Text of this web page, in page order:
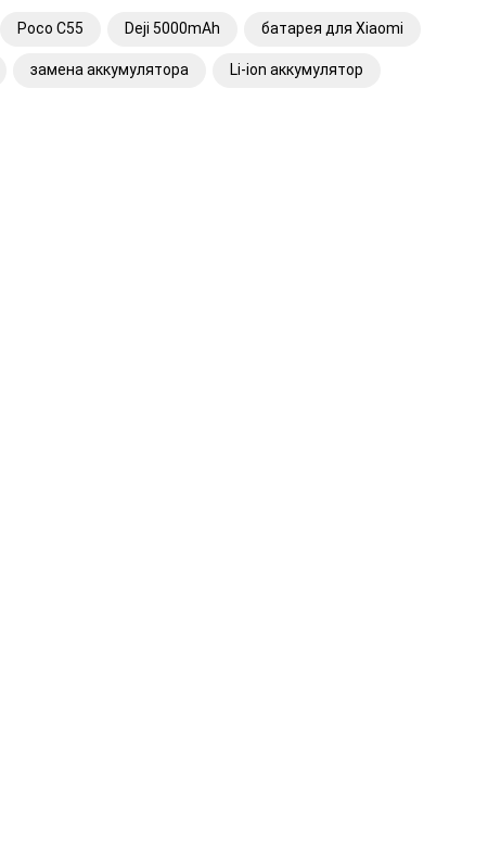
Poco C55 Deji 5000mAh батарея для Xiaomi
замена аккумулятора Li-ion аккумулятор